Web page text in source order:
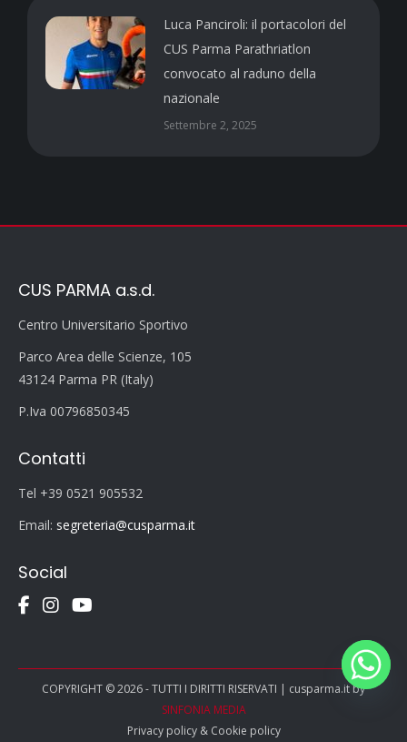
Luca Panciroli: il portacolori del
CUS Parma Parathriatlon
convocato al raduno della
nazionale
Settembre 2, 2025
CUS PARMA a.s.d.
Centro Universitario Sportivo
Parco Area delle Scienze, 105
43124 Parma PR (Italy)
P.Iva 00796850345
Contatti
Tel +39 0521 905532
Email: segreteria@cusparma.it
Social
COPYRIGHT © 2026 - TUTTI I DIRITTI RISERVATI | cusparma.it by
SINFONIA MEDIA
Privacy policy& Cookie policy